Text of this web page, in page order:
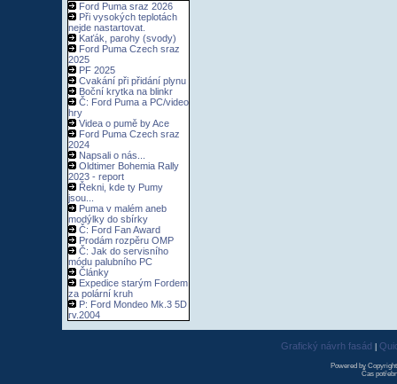
Ford Puma sraz 2026
Při vysokých teplotách
nejde nastartovat.
Kaťák, parohy (svody)
Ford Puma Czech sraz
2025
PF 2025
Cvakání při přidání plynu
Boční krytka na blinkr
Č: Ford Puma a PC/video
hry
Videa o pumě by Ace
Ford Puma Czech sraz
2024
Napsali o nás...
Oldtimer Bohemia Rally
2023 - report
Řekni, kde ty Pumy
jsou...
Puma v malém aneb
modýlky do sbírky
Č: Ford Fan Award
Prodám rozpěru OMP
Č: Jak do servisního
módu palubního PC
Články
Expedice starým Fordem
za polární kruh
P: Ford Mondeo Mk.3 5D
rv.2004
Grafický návrh fasád
Powered by
Čas